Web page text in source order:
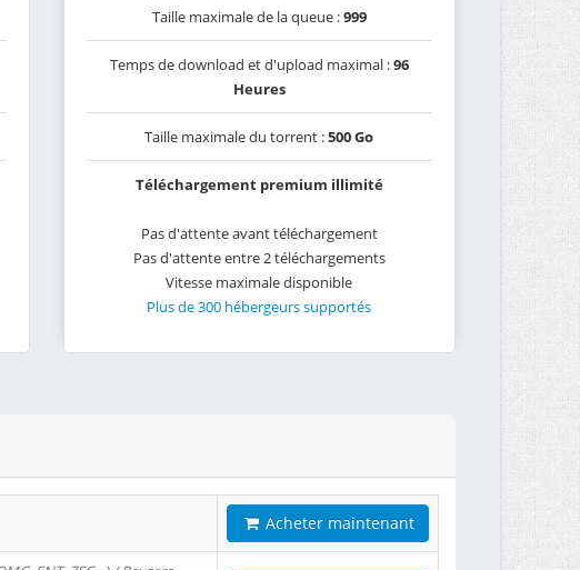
Taille maximale de la queue :999
Temps de download et d'upload maximal :96
Heures
Taille maximale du torrent :500 Go
Téléchargement premium illimité
Pas d'attente avant téléchargement
Pas d'attente entre 2 téléchargements
Vitesse maximale disponible
Plus de 300 hébergeurs supportés
Acheter maintenant